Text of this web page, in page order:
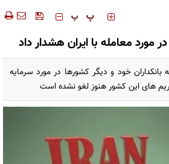
‍‍‍ پ پ
در مورد معامله با ایران هشدار داد
خود و دیگر کشورها در مورد سرمایه
های این کشور هنوز لغو نشده است